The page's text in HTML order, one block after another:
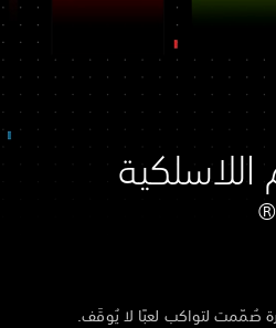
صُمّمت لتواكب لعبًا لا يُوقَف.